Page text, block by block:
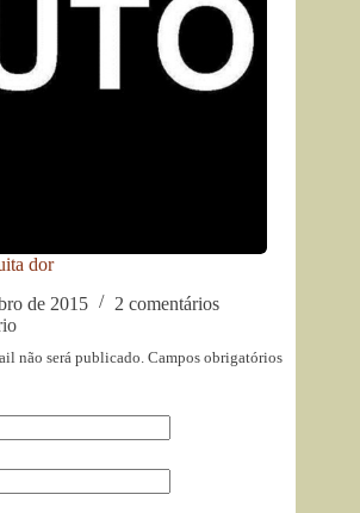
dor
de 2015
2 comentários
não será publicado. Campos obrigatórios